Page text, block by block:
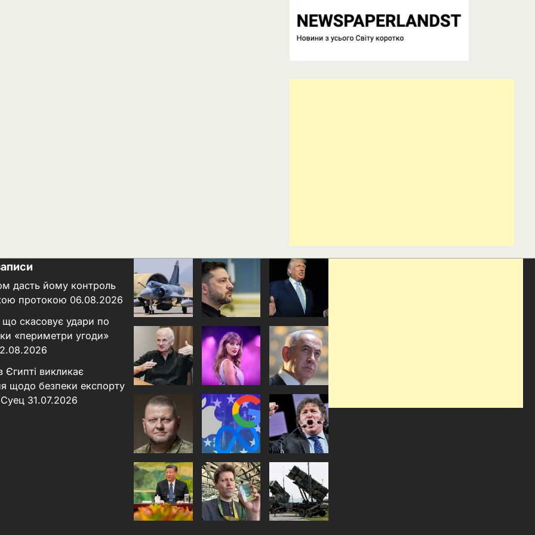
дасть йому контроль
протокою 06.08.2026
скасовує удари по
«периметри угоди»
викликає
щодо безпеки експорту
31.07.2026